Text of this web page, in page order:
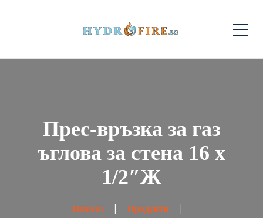
Прес-връзка за газ
ъглова за стена 16 x
1/2″Ж
Начало
Продукти